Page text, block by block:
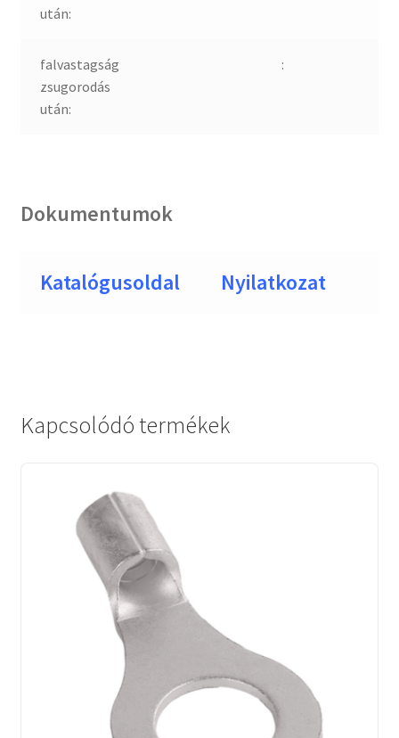
után:
falvastagság
zsugorodás
után:
:
Dokumentumok
Katalógusoldal Nyilatkozat
Kapcsolódó termékek